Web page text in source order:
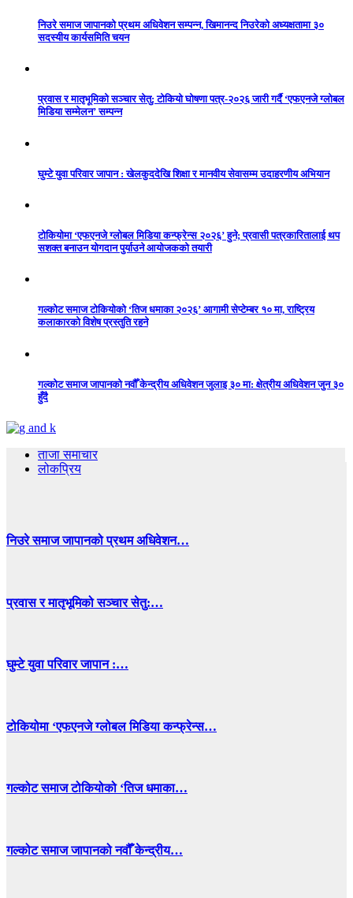
निउरे समाज जापानको प्रथम अधिवेशन सम्पन्न, खिमानन्द निउरेको अध्यक्षतामा ३०
सदस्यीय कार्यसमिति चयन
प्रवास र मातृभूमिको सञ्चार सेतु: टोकियो घोषणा पत्र-२०२६ जारी गर्दै ‘एफएनजे ग्लोबल
मिडिया सम्मेलन’ सम्पन्न
घुम्टे युवा परिवार जापान : खेलकुददेखि शिक्षा र मानवीय सेवासम्म उदाहरणीय अभियान
टोकियोमा ‘एफएनजे ग्लोबल मिडिया कन्फ्रेन्स २०२६’ हुने; प्रवासी पत्रकारितालाई थप
सशक्त बनाउन योगदान पुर्याउने आयोजकको तयारी
गल्कोट समाज टोकियोको ‘तिज धमाका २०२६’ आगामी सेप्टेम्बर १० मा, राष्ट्रिय
कलाकारको विशेष प्रस्तुति रहने
गल्कोट समाज जापानको नवौँ केन्द्रीय अधिवेशन जुलाइ ३० मा: क्षेत्रीय अधिवेशन जुन ३०
हुँदै
ताजा समाचार
लोकप्रिय
निउरे समाज जापानको प्रथम अधिवेशन…
प्रवास र मातृभूमिको सञ्चार सेतु:…
घुम्टे युवा परिवार जापान :…
टोकियोमा ‘एफएनजे ग्लोबल मिडिया कन्फ्रेन्स…
गल्कोट समाज टोकियोको ‘तिज धमाका…
गल्कोट समाज जापानको नवौँ केन्द्रीय…